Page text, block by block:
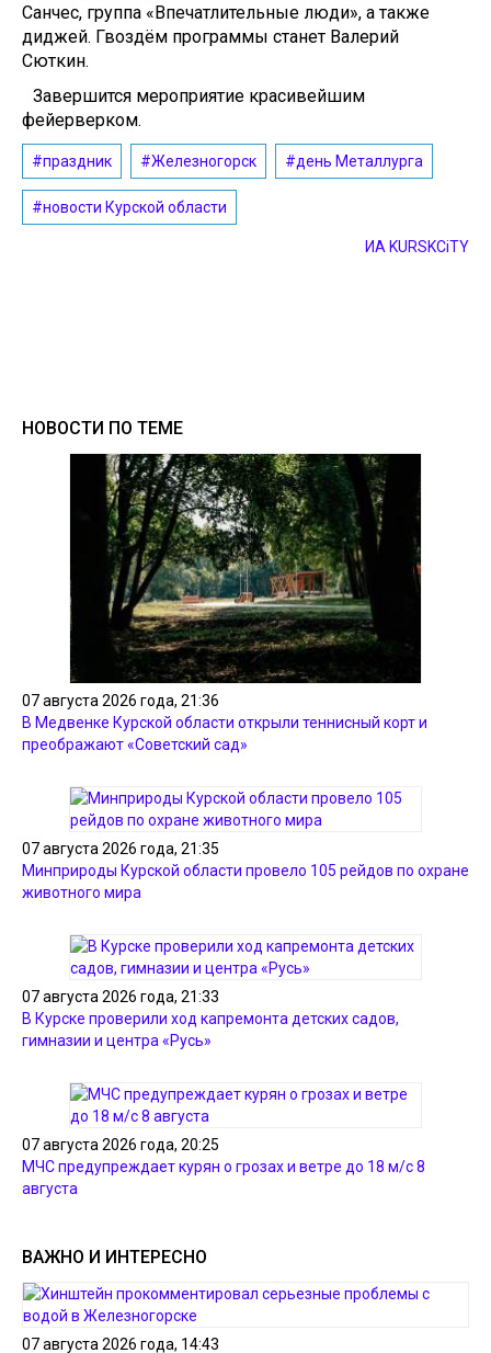
Санчес, группа «Впечатлительные люди», а также
диджей. Гвоздём программы станет Валерий
Сюткин.
Завершится мероприятие красивейшим
фейерверком.
#праздник #Железногорск #день Металлурга
#новости Курской области
ИА KURSKCiTY
НОВОСТИ ПО ТЕМЕ
07 августа 2026 года, 21:36
В Медвенке Курской области открыли теннисный корт и
преображают «Советский сад»
07 августа 2026 года, 21:35
Минприроды Курской области провело 105 рейдов по охране
животного мира
07 августа 2026 года, 21:33
В Курске проверили ход капремонта детских садов,
гимназии и центра «Русь»
07 августа 2026 года, 20:25
МЧС предупреждает курян о грозах и ветре до 18 м/с 8
августа
ВАЖНО И ИНТЕРЕСНО
07 августа 2026 года, 14:43